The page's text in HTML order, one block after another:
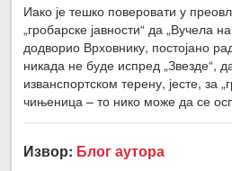
Иако је тешко поверовати у
„гробарске јавности“ да „Вучела
додворио Врховнику, постојано
никада не буде испред „Звезде“,
изванспортском терену, јесте, за
чињеница – то нико може да се
Извор: Блог аутора